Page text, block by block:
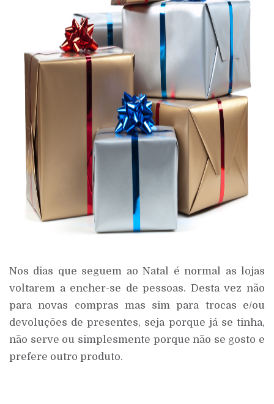
Nos dias que seguem ao Natal é normal as lojas
voltarem a encher-se de pessoas. Desta vez não
para novas compras mas sim para trocas e/ou
devoluções de presentes, seja porque já se tinha,
não serve ou simplesmente porque não se gosto e
prefere outro produto.